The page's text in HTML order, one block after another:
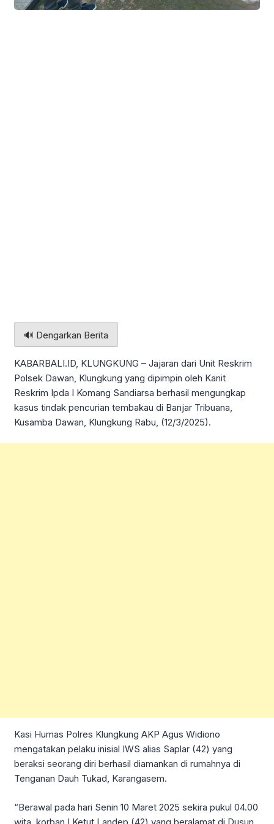
🔊 Dengarkan Berita
KABARBALI.ID, KLUNGKUNG – Jajaran dari Unit Reskrim
Polsek Dawan, Klungkung yang dipimpin oleh Kanit
Reskrim Ipda I Komang Sandiarsa berhasil mengungkap
kasus tindak pencurian tembakau di Banjar Tribuana,
Kusamba Dawan, Klungkung Rabu, (12/3/2025).
Kasi Humas Polres Klungkung AKP Agus Widiono
mengatakan pelaku inisial IWS alias Saplar (42) yang
beraksi seorang diri berhasil diamankan di rumahnya di
Tenganan Dauh Tukad, Karangasem.
“Berawal pada hari Senin 10 Maret 2025 sekira pukul 04.00
wita, korban I Ketut Landep (42) yang beralamat di Dusun